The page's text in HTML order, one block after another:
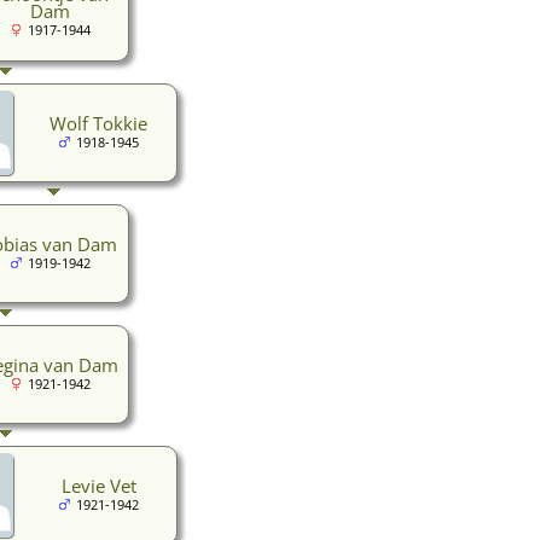
Dam
1917-1944
Wolf Tokkie
1918-1945
van Dam
1919-1942
van Dam
1921-1942
Levie Vet
1921-1942